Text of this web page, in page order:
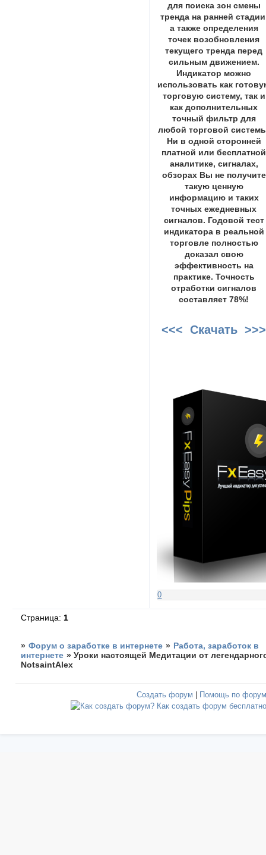
для поиска зон смены
тренда на ранней
а также определения
точек возобновления
текущего тренда перед
сильным движением.
Индикатор можно
использовать как
торговую систему, так и
как дополнительных
точный фильтр для
любой торговой
Ни в одной сторонней
платной или бесплатной
аналитике, сигналах,
обзорах Вы не получите
такую ценную
информацию и таких
точных ежедневных
сигналов. Годовой тест
индикатора в реальной
торговле полностью
доказал свою
эффективность на
практике. Точность
отработки сигналов
составляет 78%!
<<< Скачать >>>
0
Страница: 1
» Форум о заработке в интернете » Работа, заработок в
интернете »Уроки настоящей Медитации от
NotsaintAlex
Создать форум Помощь по